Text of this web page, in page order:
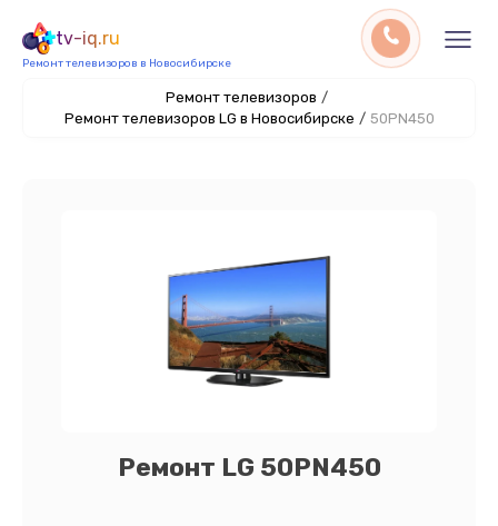
tv-iq.ru
Ремонт телевизоров в Новосибирске
Ремонт телевизоров /
Ремонт телевизоров LG в Новосибирске / 50PN450
Ремонт LG 50PN450